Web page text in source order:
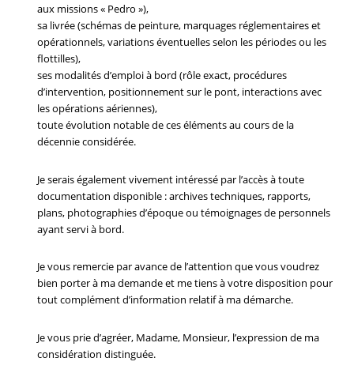
aux missions « Pedro »),
sa livrée (schémas de peinture, marquages réglementaires et
opérationnels, variations éventuelles selon les périodes ou les
flottilles),
ses modalités d’emploi à bord (rôle exact, procédures
d’intervention, positionnement sur le pont, interactions avec
les opérations aériennes),
toute évolution notable de ces éléments au cours de la
décennie considérée.
Je serais également vivement intéressé par l’accès à toute
documentation disponible : archives techniques, rapports,
plans, photographies d’époque ou témoignages de personnels
ayant servi à bord.
Je vous remercie par avance de l’attention que vous voudrez
bien porter à ma demande et me tiens à votre disposition pour
tout complément d’information relatif à ma démarche.
Je vous prie d’agréer, Madame, Monsieur, l’expression de ma
considération distinguée.